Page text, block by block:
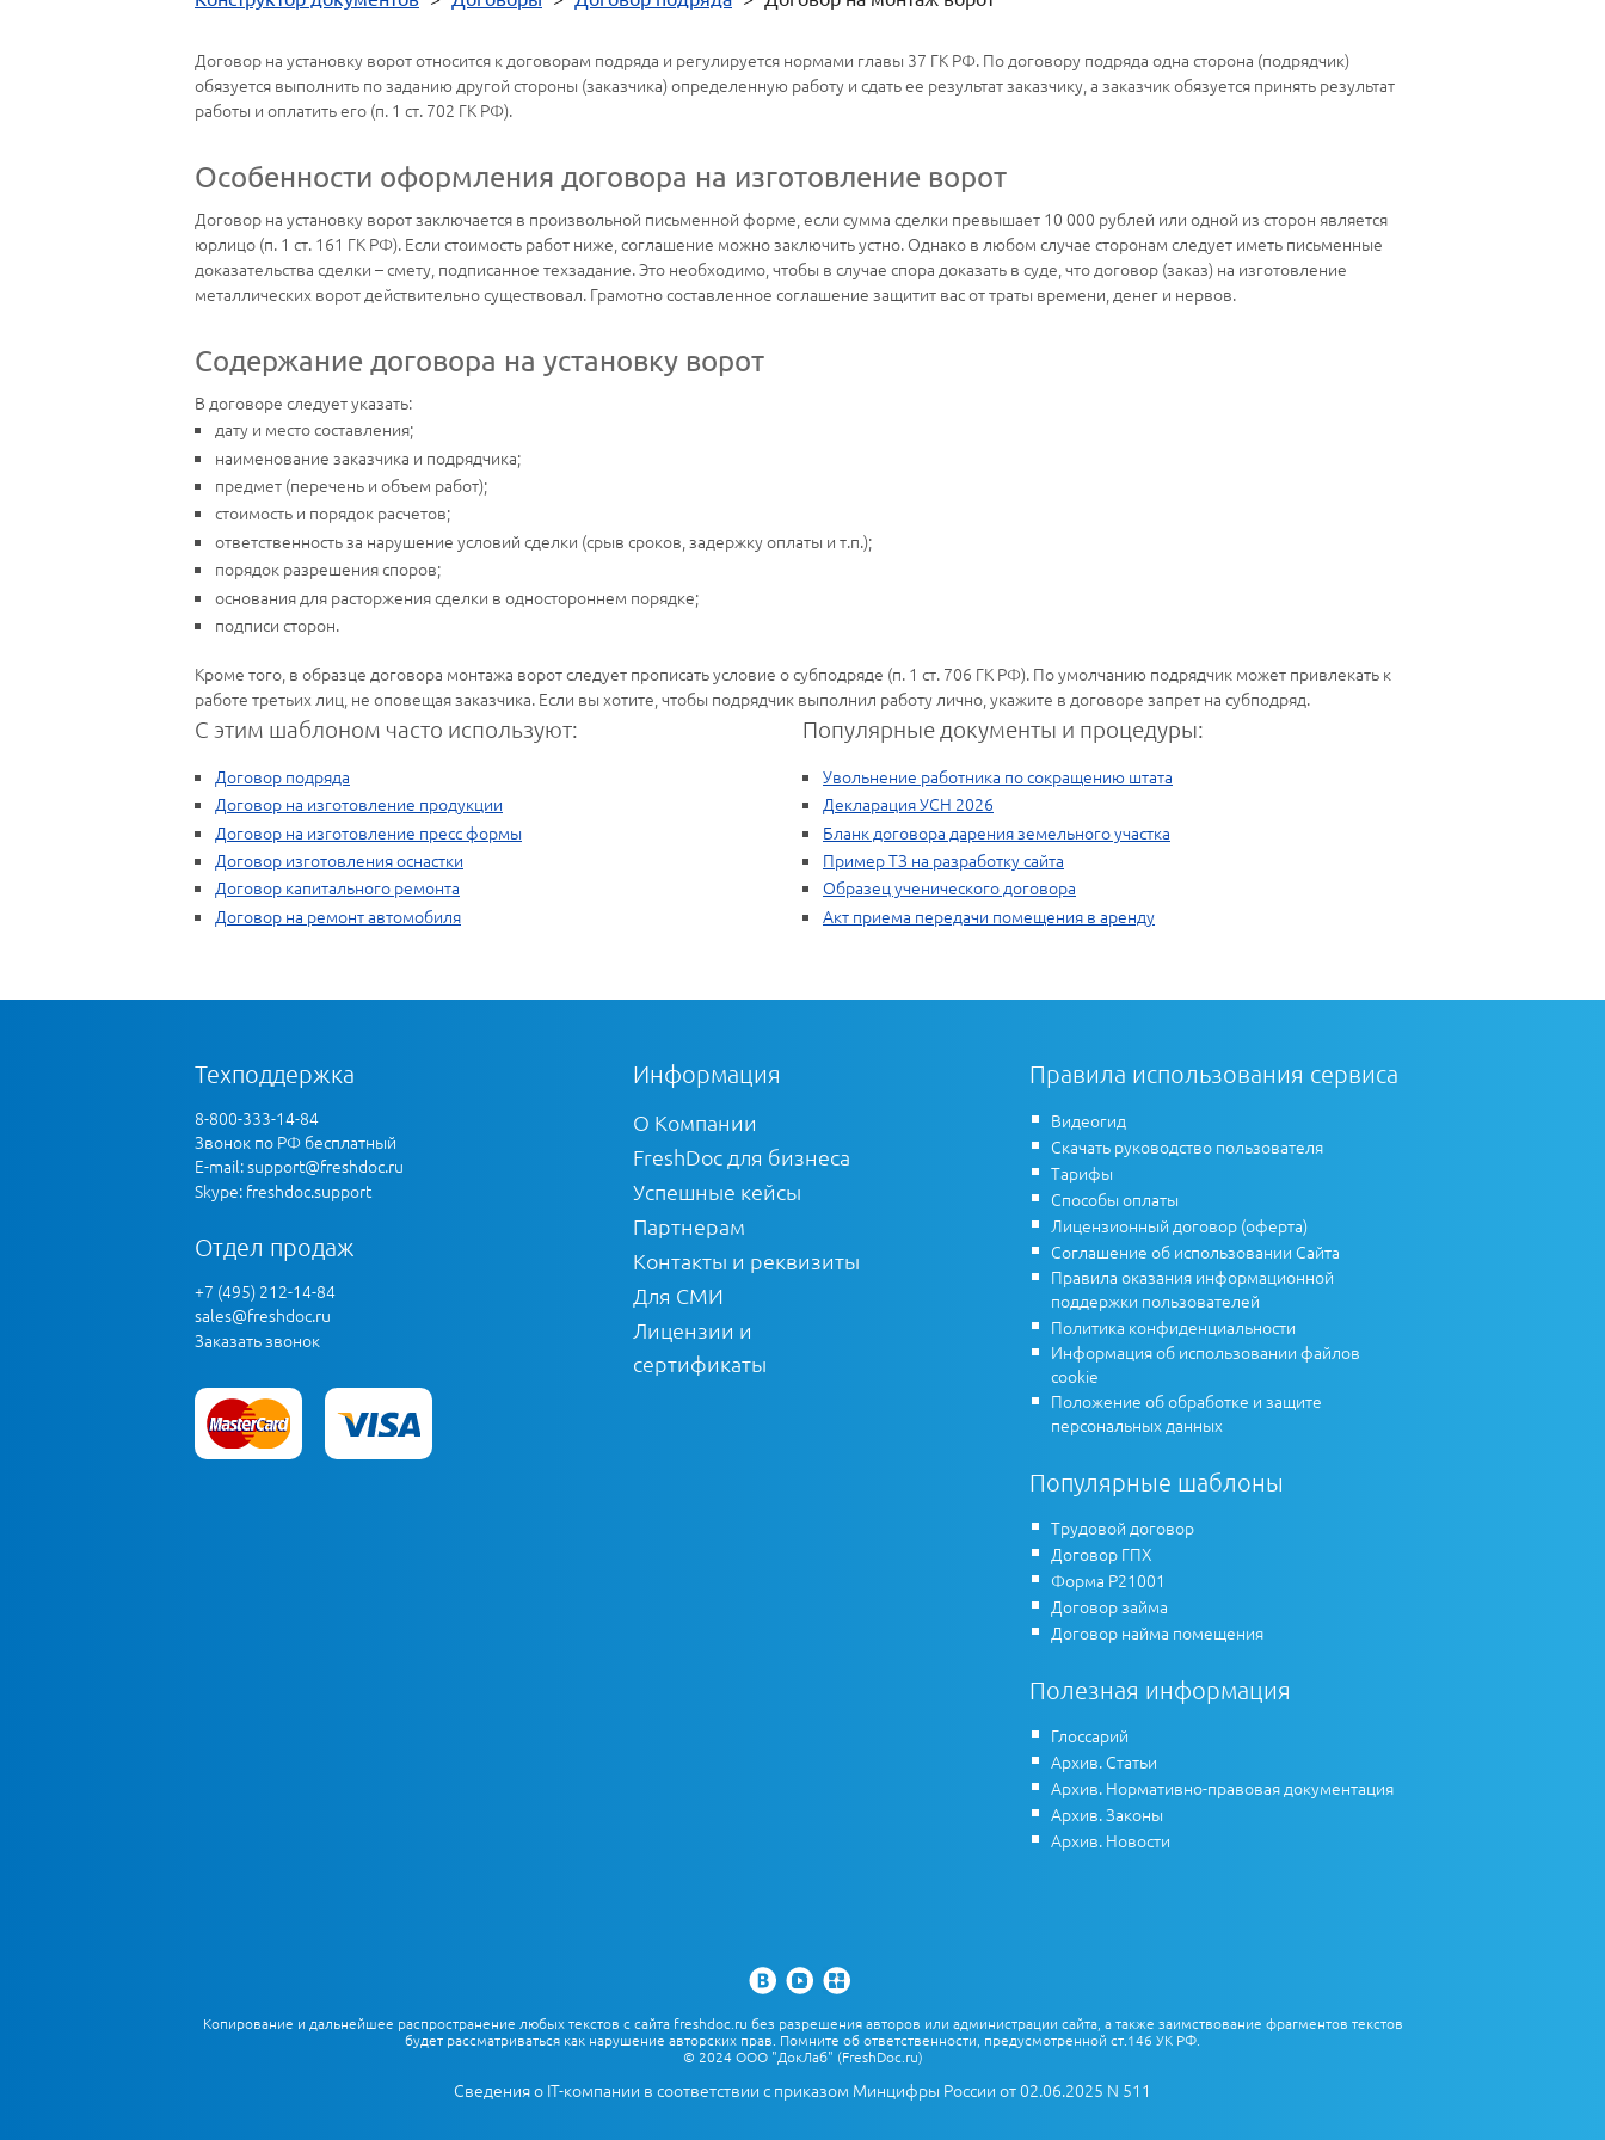
Договор на установку ворот относится к договорам подряда и регулируется нормами главы 37 ГК РФ. По договору подряда одна сторона (подрядчик)
обязуется выполнить по заданию другой стороны (заказчика) определенную работу и сдать ее результат заказчику, а заказчик обязуется принять результат
работы и оплатить его (п. 1 ст. 702 ГК РФ).
Особенности оформления договора на изготовление ворот
Договор на установку ворот заключается в произвольной письменной форме, если сумма сделки превышает 10 000 рублей или одной из сторон является
юрлицо (п. 1 ст. 161 ГК РФ). Если стоимость работ ниже, соглашение можно заключить устно. Однако в любом случае сторонам следует иметь письменные
доказательства сделки – смету, подписанное техзадание. Это необходимо, чтобы в случае спора доказать в суде, что договор (заказ) на изготовление
металлических ворот действительно существовал. Грамотно составленное соглашение защитит вас от траты времени, денег и нервов.
Содержание договора на установку ворот
В договоре следует указать:
дату и место составления;
наименование заказчика и подрядчика;
предмет (перечень и объем работ);
стоимость и порядок расчетов;
ответственность за нарушение условий сделки (срыв сроков, задержку оплаты и т.п.);
порядок разрешения споров;
основания для расторжения сделки в одностороннем порядке;
подписи сторон.
Кроме того, в образце договора монтажа ворот следует прописать условие о субподряде (п. 1 ст. 706 ГК РФ). По умолчанию подрядчик может привлекать к
работе третьих лиц, не оповещая заказчика. Если вы хотите, чтобы подрядчик выполнил работу лично, укажите в договоре запрет на субподряд.
С этим шаблоном часто используют:
Договор подряда
Договор на изготовление продукции
Договор на изготовление пресс формы
Договор изготовления оснастки
Договор капитального ремонта
Договор на ремонт автомобиля
Популярные документы и процедуры:
Увольнение работника по сокращению штата
Декларация УСН 2026
Бланк договора дарения земельного участка
Пример ТЗ на разработку сайта
Образец ученического договора
Акт приема передачи помещения в аренду
Техподдержка
8-800-333-14-84
Звонок по РФ бесплатный
E-mail:support@freshdoc.ru
Skype: freshdoc.support
Отдел продаж
+7 (495) 212-14-84
sales@freshdoc.ru
Заказать звонок
Информация
О Компании
FreshDoc для бизнеса
Успешные кейсы
Партнерам
Контакты и реквизиты
Для СМИ
Лицензии и
сертификаты
Правила использования сервиса
Видеогид
Скачать руководство пользователя
Тарифы
Способы оплаты
Лицензионный договор (оферта)
Соглашение об использовании Сайта
Правила оказания информационной
поддержки пользователей
Политика конфиденциальности
Информация об использовании файлов
cookie
Положение об обработке и защите
персональных данных
Популярные шаблоны
Трудовой договор
Договор ГПХ
Форма Р21001
Договор займа
Договор найма помещения
Полезная информация
Глоссарий
Архив. Статьи
Архив. Нормативно-правовая документация
Архив. Законы
Архив. Новости
Копирование и дальнейшее распространение любых текстов с сайта freshdoc.ru без разрешения авторов или администрации сайта, а также заимствование фрагментов текстов
будет рассматриваться как нарушение авторских прав. Помните об ответственности, предусмотренной ст.146 УК РФ.
© 2024 ООО "ДокЛаб" (FreshDoc.ru)
Сведения о IT-компании в соответствии с приказом Минцифры России от 02.06.2025 N 511